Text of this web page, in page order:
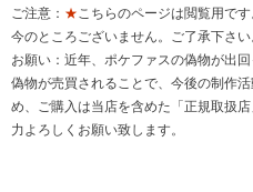
ご注意： ★こちらのページは閲覧用で
今のところございません。ご了承下さい
お願い：近年、ポケファスの偽物が出回
偽物が売買されることで、今後の制作
め、ご購入は当店を含めた「正規取扱
力よろしくお願い致します。